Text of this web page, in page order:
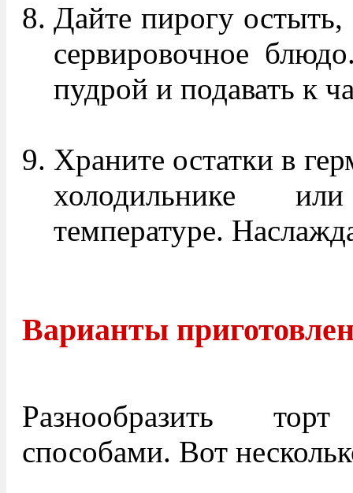
Дайте пирогу
сервировочное
пудрой и подавать к
Храните остатки в
холодильнике
температуре.
Варианты
Разнообразить
способами. Вот